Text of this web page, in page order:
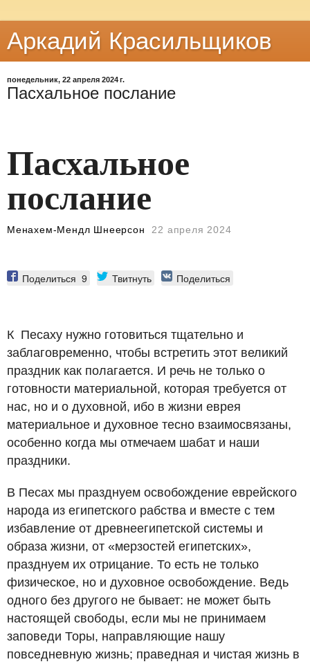
Аркадий Красильщиков
понедельник, 22 апреля 2024 г.
Пасхальное послание
Пасхальное
послание
Менахем-Мендл Шнеерсон 22 апреля 2024
Поделиться 9 Твитнуть Поделиться
К Песаху нужно готовиться тщательно и
заблаговременно, чтобы встретить этот великий
праздник как полагается. И речь не только о
готовности материальной, которая требуется от
нас, но и о духовной, ибо в жизни еврея
материальное и духовное тесно взаимосвязаны,
особенно когда мы отмечаем шабат и наши
праздники.
В Песах мы празднуем освобождение еврейского
народа из египетского рабства и вместе с тем
избавление от древнеегипетской системы и
образа жизни, от «мерзостей египетских»,
празднуем их отрицание. То есть не только
физическое, но и духовное освобождение. Ведь
одного без другого не бывает: не может быть
настоящей свободы, если мы не принимаем
заповеди Торы, направляющие нашу
повседневную жизнь; праведная и чистая жизнь в